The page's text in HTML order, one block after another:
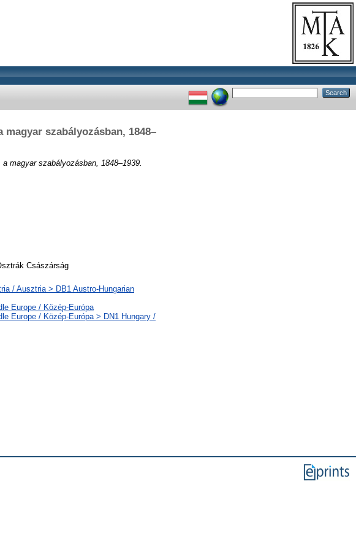
szabályozásban, 1848–
magyar szabályozásban, 1848–1939.
Császárság
/ Ausztria > DB1 Austro-Hungarian
Europe / Közép-Európa
Europe / Közép-Európa > DN1 Hungary /